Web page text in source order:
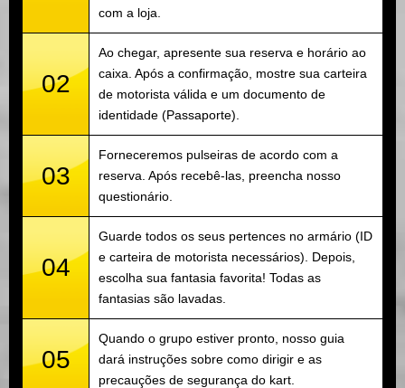
com a loja.
02
Ao chegar, apresente sua reserva e horário ao
caixa. Após a confirmação, mostre sua carteira
de motorista válida e um documento de
identidade (Passaporte).
03
Forneceremos pulseiras de acordo com a
reserva. Após recebê-las, preencha nosso
questionário.
04
Guarde todos os seus pertences no armário (ID
e carteira de motorista necessários). Depois,
escolha sua fantasia favorita! Todas as
fantasias são lavadas.
05
Quando o grupo estiver pronto, nosso guia
dará instruções sobre como dirigir e as
precauções de segurança do kart.